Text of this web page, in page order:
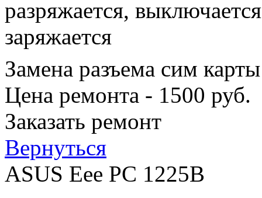
разряжается,
заряжается
Замена разъема сим
Цена ремонта - 1500 руб.
Заказать ремонт
Вернуться
ASUS Eee PC 1225B